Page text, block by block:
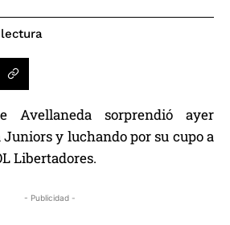
Avellaneda sorprendió ayer
Juniors y luchando por su cupo a
Libertadores.
- Publicidad -